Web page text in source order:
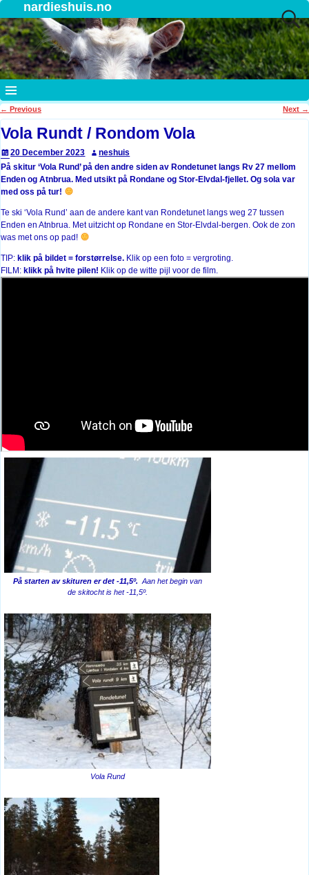
nardieshuis.no
Post navigation
← Previous Next →
Vola Rundt / Rondom Vola
20 December 2023
neshuis
På skitur ‘Vola Rund’ på den andre siden av Rondetunet langs Rv 27 mellom
Enden og Atnbrua. Med utsikt på Rondane og Stor-Elvdal-fjellet. Og sola var
med oss på tur!
Te ski ‘Vola Rund’ aan de andere kant van Rondetunet langs weg 27 tussen
Enden en Atnbrua. Met uitzicht op Rondane en Stor-Elvdal-bergen. Ook de zon
was met ons op pad!
TIP: klik på bildet = forstørrelse. Klik op een foto = vergroting.
FILM: klikk på hvite pilen! Klik op de witte pijl voor de film.
På starten av skituren er det -11,5º. Aan het begin van
de skitocht is het -11,5º.
Vola Rund